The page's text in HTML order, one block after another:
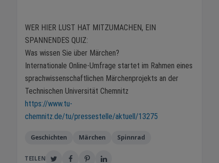
WER HIER LUST HAT MITZUMACHEN, EIN
SPANNENDES QUIZ:
Was wissen Sie über Märchen?
Internationale Online-Umfrage startet im Rahmen eines
sprachwissenschaftlichen Märchenprojekts an der
Technischen Universität Chemnitz
https://www.tu-
chemnitz.de/tu/pressestelle/aktuell/13275
Geschichten Märchen Spinnrad
TEILEN